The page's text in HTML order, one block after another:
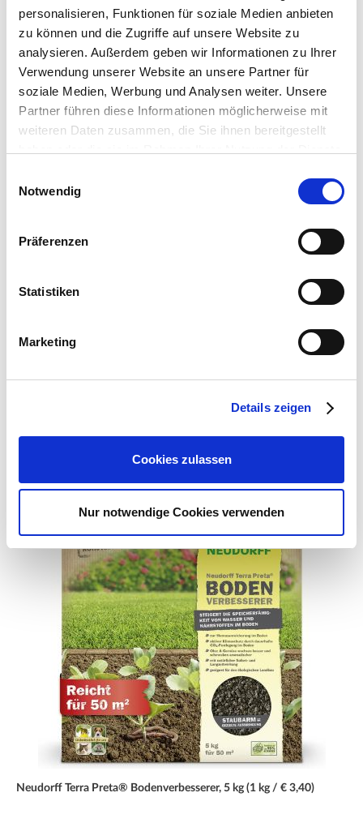
personalisieren, Funktionen für soziale Medien anbieten
zu können und die Zugriffe auf unsere Website zu
analysieren. Außerdem geben wir Informationen zu Ihrer
Verwendung unserer Website an unsere Partner für
soziale Medien, Werbung und Analysen weiter. Unsere
Partner führen diese Informationen möglicherweise mit
weiteren Daten zusammen, die Sie ihnen bereitgestellt
betätigen Sie anschließend den "OK"-Button:
Notwendig
Präferenzen
Statistiken
Marketing
Details zeigen
Cookies zulassen
Nur notwendige Cookies verwenden
Weitere Informationen
Kugelrunde, gleichmäßig geformte Knollen mit
dunkelrotem, saftigem Fleisch – ideal für frische
Zubereitungen und Lagerung
Aussaat: April–Juni; Ernte: Juli–Oktober; Inhalt reicht
laut Hersteller für ca. 100 Pflanzen
Bruno Nebelung GmbH
Webseite: https://www.kiepenkerl.de
Zubehör Produkte
Neudorff Terra Preta® Bodenverbesserer, 5 kg (1 kg / € 3,40)